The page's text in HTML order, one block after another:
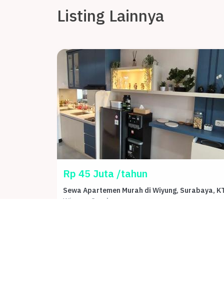
Listing Lainnya
Rp 45 Juta /tahun
Sewa Apartemen Murah di Wiyung, Surabaya,
Wiyung, Surabaya